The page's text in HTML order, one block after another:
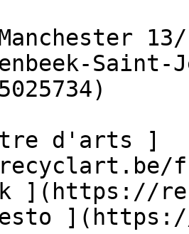
](https://